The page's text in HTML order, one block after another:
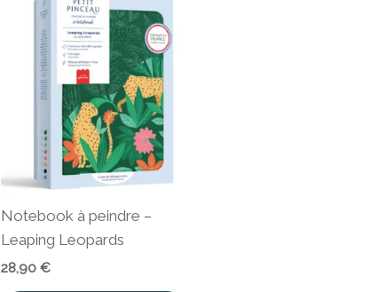
Notebook à peindre –
Leaping Leopards
28,90 €